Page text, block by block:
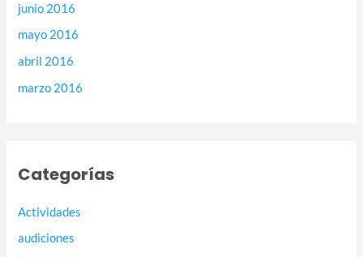
junio 2016
mayo 2016
abril 2016
marzo 2016
Categorías
Actividades
audiciones